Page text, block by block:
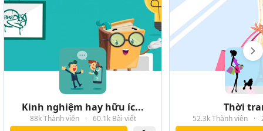
Kinh nghiệm hay hữu íc...
88k Thành viên · 60.1k Bài viết
Thời
52.3k Thành viên ·